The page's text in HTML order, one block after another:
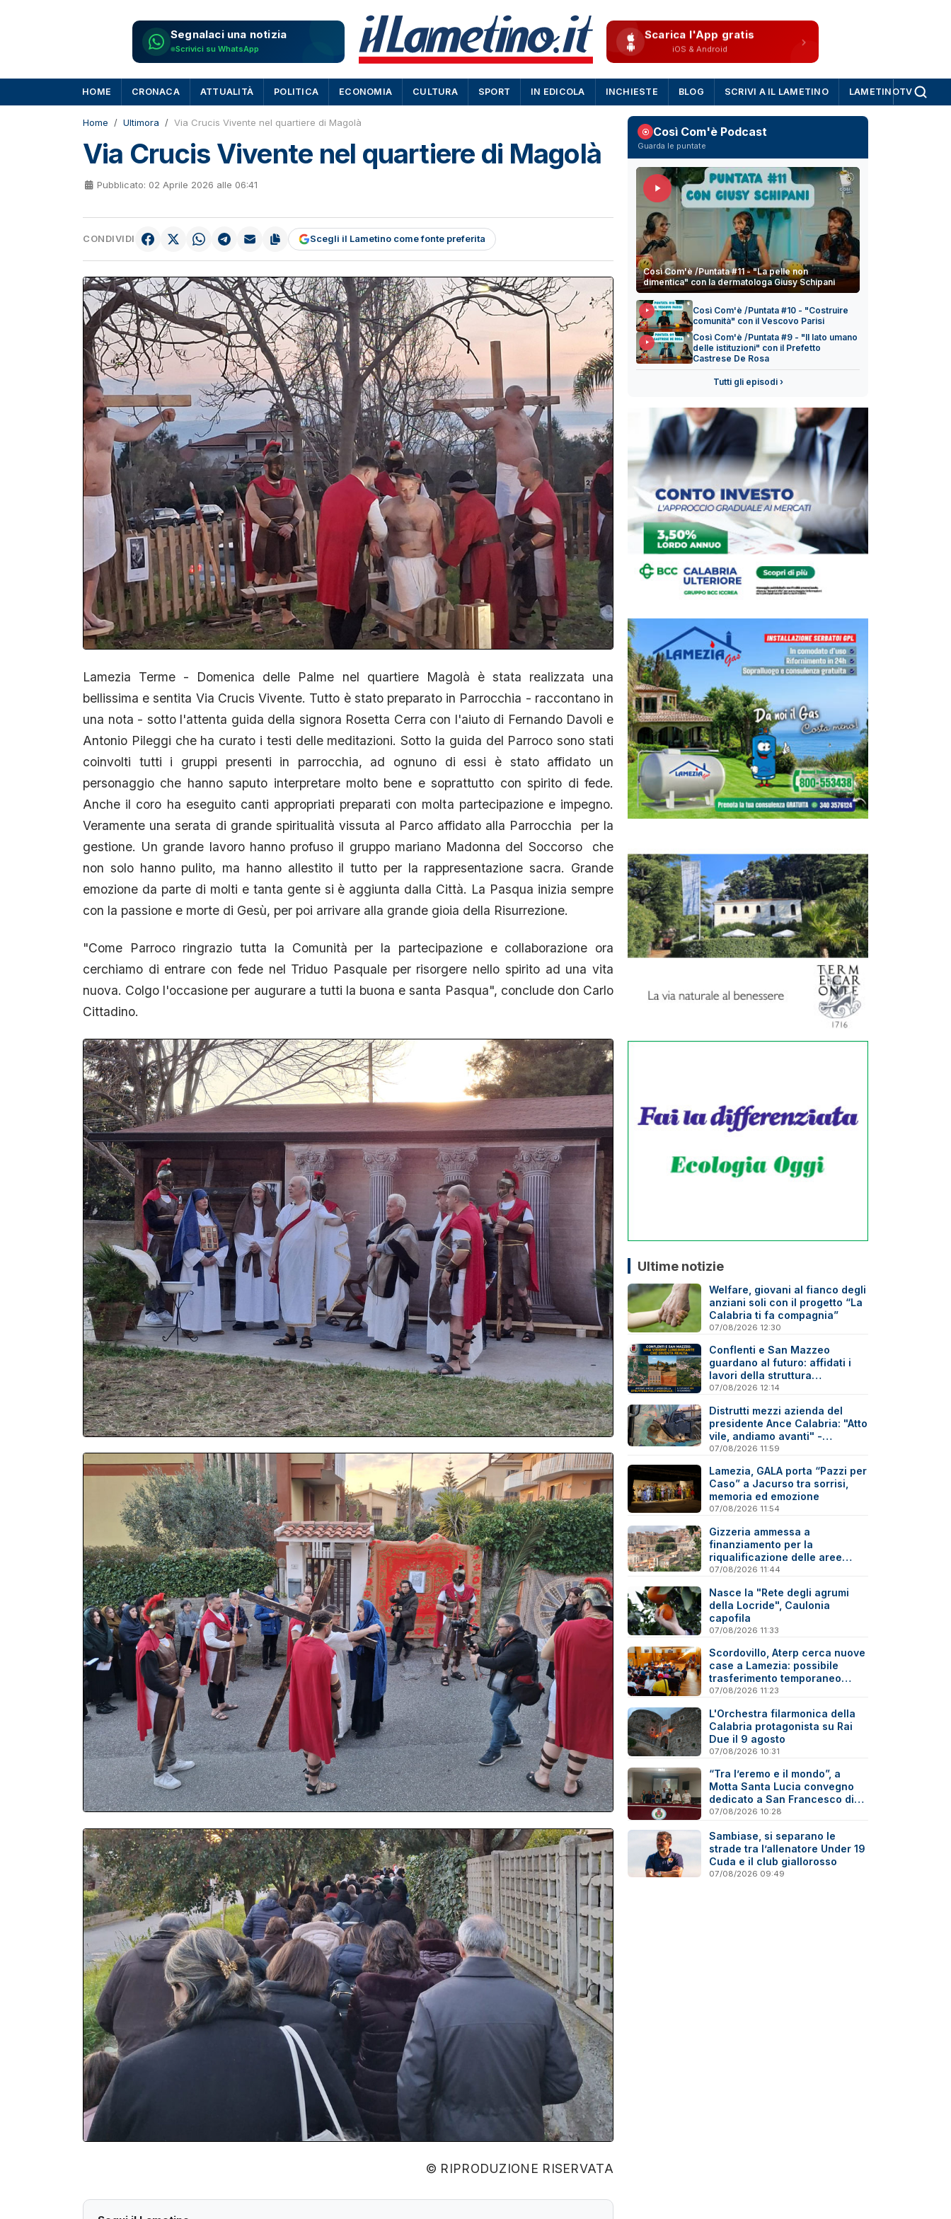
Segnalaci una notizia
Scrivici su WhatsApp
Scarica l'App gratis
iOS & Android
HOME CRONACA ATTUALITÀ POLITICA ECONOMIA CULTURA SPORT IN EDICOLA INCHIESTE BLOG SCRIVI A IL LAMETINO LAMETINOTV
Home Ultimora Via Crucis Vivente nel quartiere di Magolà
Via Crucis Vivente nel quartiere di Magolà
Pubblicato: 02 Aprile 2026 alle 06:41
CONDIVIDI Scegli il Lametino come fonte preferita
Lamezia Terme - Domenica delle Palme nel quartiere Magolà è stata realizzata una
bellissima e sentita Via Crucis Vivente. Tutto è stato preparato in Parrocchia - raccontano in
una nota - sotto l'attenta guida della signora Rosetta Cerra con l'aiuto di Fernando Davoli e
Antonio Pileggi che ha curato i testi delle meditazioni. Sotto la guida del Parroco sono stati
coinvolti tutti i gruppi presenti in parrocchia, ad ognuno di essi è stato affidato un
personaggio che hanno saputo interpretare molto bene e soprattutto con spirito di fede.
Anche il coro ha eseguito canti appropriati preparati con molta partecipazione e impegno.
Veramente una serata di grande spiritualità vissuta al Parco affidato alla Parrocchia per la
gestione. Un grande lavoro hanno profuso il gruppo mariano Madonna del Soccorso che
non solo hanno pulito, ma hanno allestito il tutto per la rappresentazione sacra. Grande
emozione da parte di molti e tanta gente si è aggiunta dalla Città. La Pasqua inizia sempre
con la passione e morte di Gesù, per poi arrivare alla grande gioia della Risurrezione.
"Come Parroco ringrazio tutta la Comunità per la partecipazione e collaborazione ora
cerchiamo di entrare con fede nel Triduo Pasquale per risorgere nello spirito ad una vita
nuova. Colgo l'occasione per augurare a tutti la buona e santa Pasqua", conclude don Carlo
Cittadino.
© RIPRODUZIONE RISERVATA
Così Com'è Podcast
Guarda le puntate
Così Com'è /Puntata #11 - "La pelle non
dimentica" con la dermatologa Giusy Schipani
Così Com'è /Puntata #10 - "Costruire
comunità" con il Vescovo Parisi
Così Com'è /Puntata #9 - "Il lato umano
delle istituzioni" con il Prefetto
Castrese De Rosa
Tutti gli episodi ›
Ultime notizie
Welfare, giovani al fianco degli
anziani soli con il progetto “La
Calabria ti fa compagnia”
07/08/2026 12:30
Conflenti e San Mazzeo
guardano al futuro: affidati i
lavori della struttura
polifunzionale
07/08/2026 12:14
Distrutti mezzi azienda del
presidente Ance Calabria: "Atto
vile, andiamo avanti" -
Reazioni
07/08/2026 11:59
Lamezia, GALA porta “Pazzi per
Caso” a Jacurso tra sorrisi,
memoria ed emozione
07/08/2026 11:54
Gizzeria ammessa a
finanziamento per la
riqualificazione delle aree
degradate
07/08/2026 11:44
Nasce la "Rete degli agrumi
della Locride", Caulonia
capofila
07/08/2026 11:33
Scordovillo, Aterp cerca nuove
case a Lamezia: possibile
trasferimento temporaneo
nell’hinterland per alcune
07/08/2026 11:23
L'Orchestra filarmonica della
Calabria protagonista su Rai
Due il 9 agosto
07/08/2026 10:31
“Tra l’eremo e il mondo”, a
Motta Santa Lucia convegno
dedicato a San Francesco di
Paola
07/08/2026 10:28
Sambiase, si separano le
strade tra l’allenatore Under 19
Cuda e il club giallorosso
07/08/2026 09:49